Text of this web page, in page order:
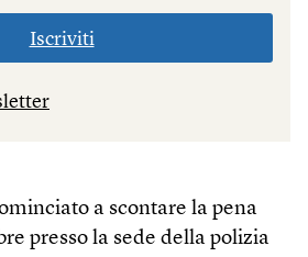
Iscriviti
a scontare la pena
presso la sede della polizia